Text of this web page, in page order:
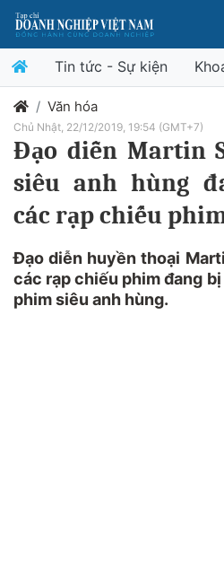
Tin tức - Sự kiện
Văn hóa
Chủ Nhật, 22/12/2019, 19:54 (GMT+7)
Đạo diễn Martin
siêu anh hùng
các rạp chiếu
Đạo diễn huyền thoại
các rạp chiếu phim đang
phim siêu anh hùng.